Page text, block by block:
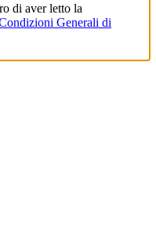
di aver letto la
Generali di